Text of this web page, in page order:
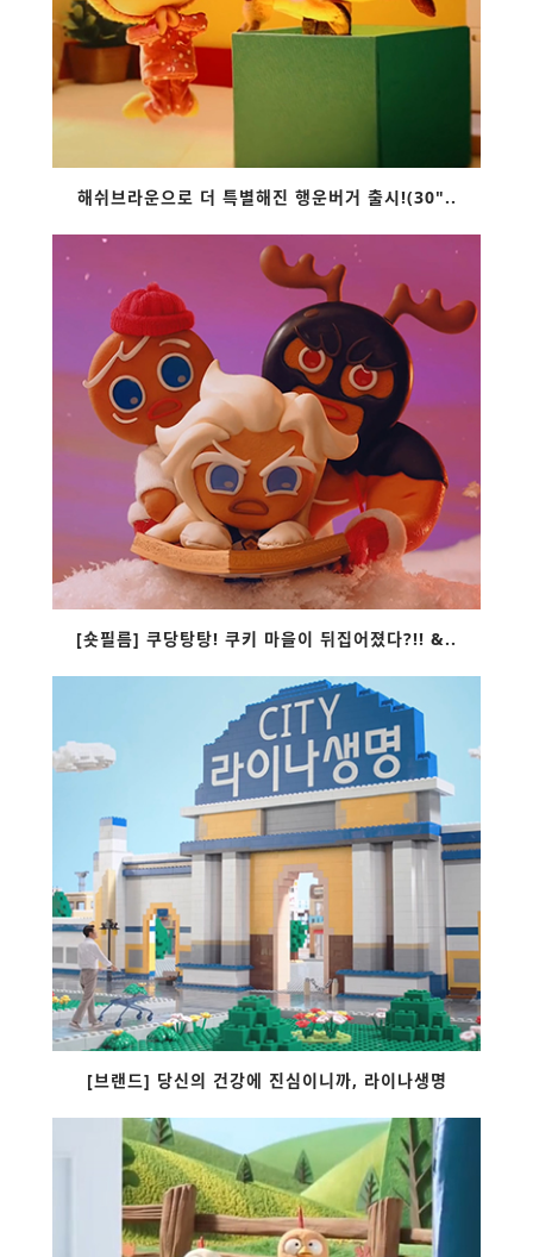
해쉬브라운으로 더 특별해진 행운버거 출시!(30"..
[숏필름] 쿠당탕탕! 쿠키 마을이 뒤집어졌다?!! &..
[브랜드] 당신의 건강에 진심이니까, 라이나생명